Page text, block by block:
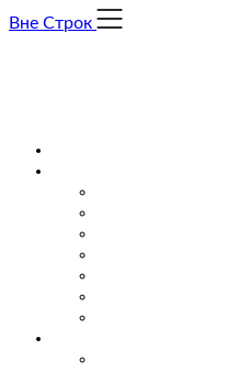
Skip
Вне Строк